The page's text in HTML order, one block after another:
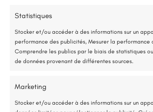
Statistiques
Stocker et/ou accéder à des informations sur un
performance des publicités, Mesurer la performance
Comprendre les publics par le biais de statistiques
de données provenant de différentes sources.
Marketing
Stocker et/ou accéder à des informations sur un
des volets battants
Lire plus
75 % de l’énergie provient des calories
Étude gratuite et sans
*Aides de l’État disponibles selon